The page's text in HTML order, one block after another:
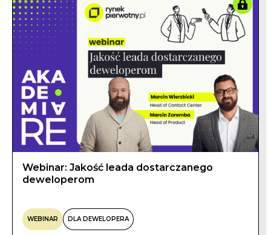
Webinar: Jakość leada dostarczanego
deweloperom
WEBINAR DLA DEWELOPERA